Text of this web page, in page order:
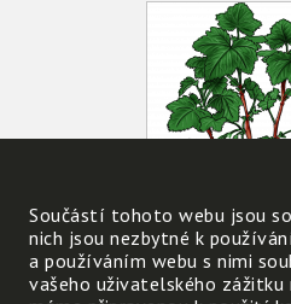
Součástí tohoto webu jsou
nich jsou nezbytné k
a používáním webu s nimi
vašeho uživatelského zážitku